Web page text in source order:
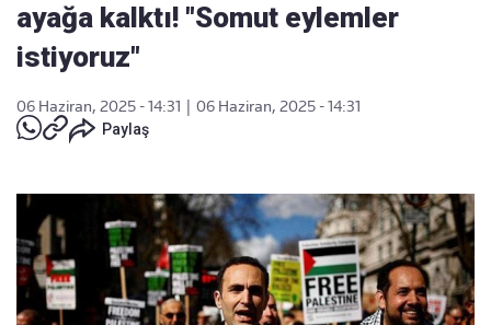
ayağa kalktı! "Somut eylemler
istiyoruz"
06 Haziran, 2025 - 14:31
06 Haziran, 2025 - 14:31
Paylaş